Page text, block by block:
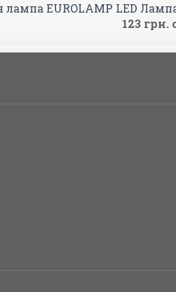
лампа EUROLAMP LED
123 грн.